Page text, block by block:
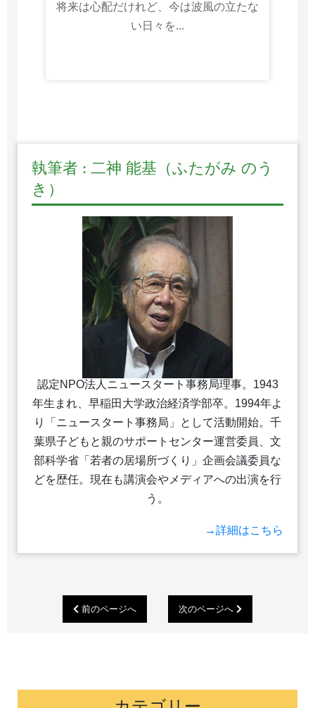
将来は心配だけれど、今は波風の立たな
い日々を...
執筆者 : 二神 能基（ふたがみ のう
き）
認定NPO法人ニュースタート事務局理事。1943
年生まれ、早稲田大学政治経済学部卒。1994年よ
り「ニュースタート事務局」として活動開始。千
葉県子どもと親のサポートセンター運営委員、文
部科学省「若者の居場所づくり」企画会議委員な
どを歴任。現在も講演会やメディアへの出演を行
う。
→詳細はこちら
前のページへ 次のページへ